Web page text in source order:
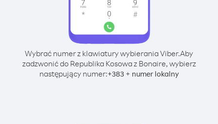
Wybrać numer z klawiatury wybierania Viber.Aby
zadzwonić do Republika Kosowa z Bonaire, wybierz
następujący numer:+383+ numer lokalny